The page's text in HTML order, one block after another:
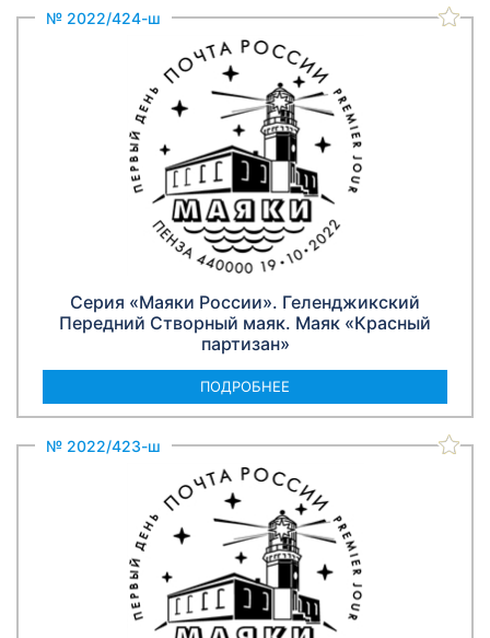
№ 2022/424-ш
Серия «Маяки России». Геленджикский
Передний Створный маяк. Маяк «Красный
партизан»
ПОДРОБНЕЕ
№ 2022/423-ш